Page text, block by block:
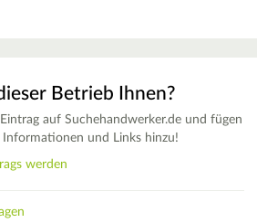
Betrieb Ihnen?
auf Suchehandwerker.de und fügen
Informationen und Links hinzu!
werden